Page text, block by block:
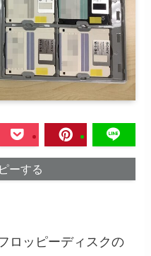
ーする
ロッピーディスクの